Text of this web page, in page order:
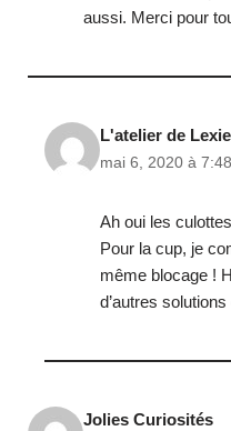
aussi. Merci pour
L'atelier de Lexie
mai 6, 2020 à
Ah oui les
Pour la cup, je
même blocage !
d’autres
Jolies Curiosités